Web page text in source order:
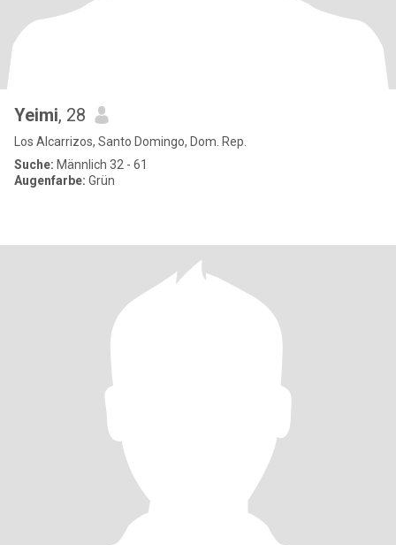
Yeimi, 28
Los Alcarrizos, Santo Domingo, Dom. Rep.
Suche: Männlich 32 - 61
Augenfarbe: Grün